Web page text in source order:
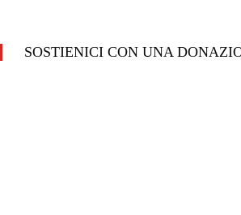
SOSTIENICI CON UNA